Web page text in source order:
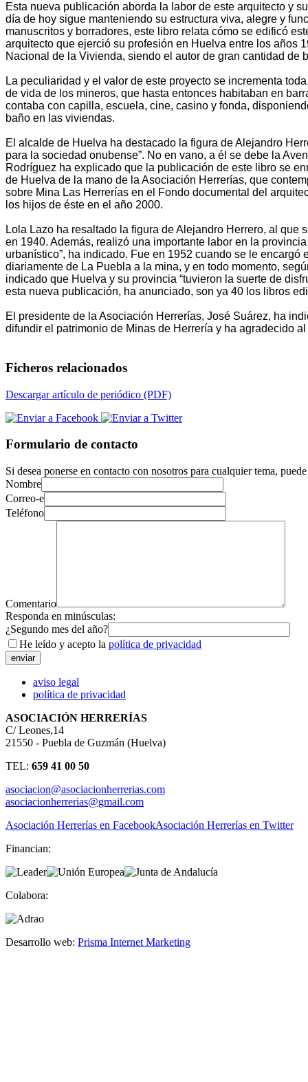
Esta nueva publicación aborda la labor de este arquitecto y
día de hoy sigue manteniendo su estructura viva, alegre y
manuscritos y borradores, este libro relata cómo se edificó
arquitecto que ejerció su profesión en Huelva entre los años
Nacional de la Vivienda, siendo el autor de gran cantidad de
La peculiaridad y el valor de este proyecto se incrementa
de vida de los mineros, que hasta entonces habitaban en
contaba con capilla, escuela, cine, casino y fonda,
baño en las viviendas.
El alcalde de Huelva ha destacado la figura de Alejandro
para la sociedad onubense”. No en vano, a él se debe la
Rodríguez ha explicado que la publicación de este libro se
de Huelva de la mano de la Asociación Herrerías, que
sobre Mina Las Herrerías en el Fondo documental del
los hijos de éste en el año 2000.
Lola Lazo ha resaltado la figura de Alejandro Herrero, al
en 1940. Además, realizó una importante labor en la
urbanístico”, ha indicado. Fue en 1952 cuando se le
diariamente de La Puebla a la mina, y en todo momento,
indicado que Huelva y su provincia “tuvieron la suerte de
esta nueva publicación, ha anunciado, son ya 40 los libros
El presidente de la Asociación Herrerías, José Suárez, ha
difundir el patrimonio de Minas de Herrería y ha agradecido
Ficheros relacionados
Descargar artículo de periódico (PDF)
Formulario de contacto
Si desea ponerse en contacto con nosotros para cualquier tema,
Nombre
Correo-e
Teléfono
Comentario
Responda en minúsculas:
¿Segundo mes del año?
He leído y acepto la política de privacidad
aviso legal
política de privacidad
ASOCIACIÓN HERRERÍAS
C/ Leones,14
21550 - Puebla de Guzmán (Huelva)
TEL: 659 41 00 50
asociacion@asociacionherrerias.com
asociacionherrerias@gmail.com
Asociación Herrerías en FacebookAsociación Herrerías en Twitter
Financian:
Colabora:
Desarrollo web: Prisma Internet Marketing